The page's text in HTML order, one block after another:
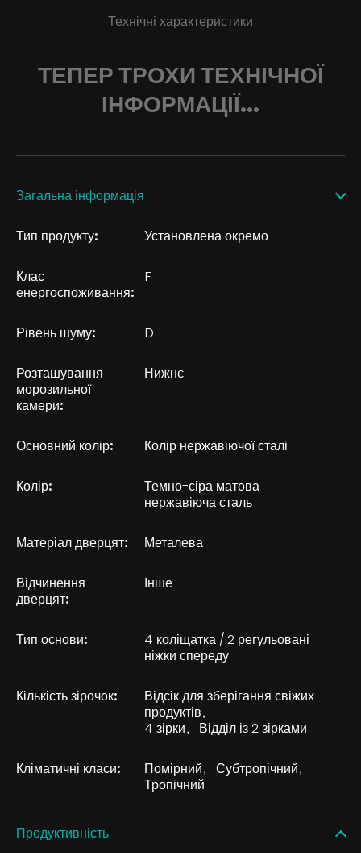
Технічні характеристики
ТЕПЕР ТРОХИ ТЕХНІЧНОЇ
ІНФОРМАЦІЇ...
Загальна інформація
Тип продукту: Установлена окремо
Клас
енергоспоживання:
F
Рівень шуму: D
Розташування
морозильної
камери:
Нижнє
Основний колір: Колір нержавіючої сталі
Колір:
Темно-сіра матова
нержавіюча сталь
Матеріал дверцят: Металева
Відчинення
дверцят:
Інше
Тип основи:
4 коліщатка / 2 регульовані
ніжки спереду
Кількість зірочок:
Відсік для зберігання свіжих
продуктів
4 зірки
Відділ із 2 зірками
Кліматичні класи: Помірний Субтропічний
Тропічний
Продуктивність